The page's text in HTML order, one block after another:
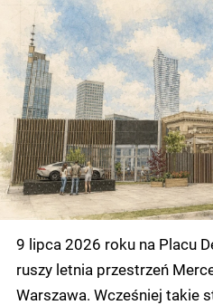
9 lipca 2026 roku na Placu
ruszy letnia przestrzeń
Warszawa. Wcześniej takie